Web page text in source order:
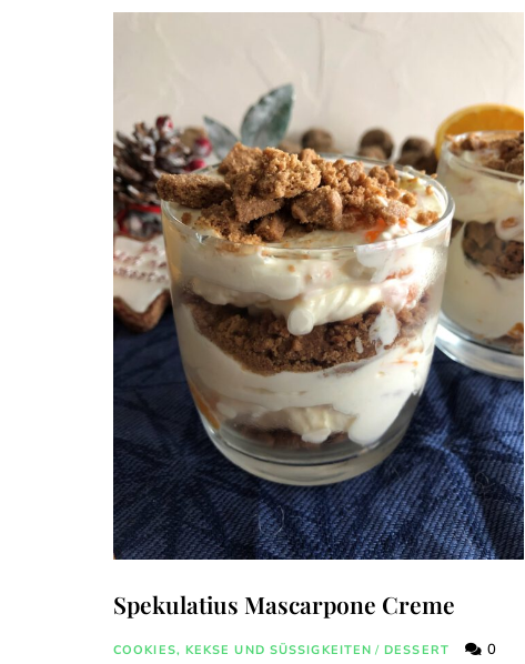
Spekulatius Mascarpone Creme
COOKIES, KEKSE UND SÜSSIGKEITEN / DESSERT 0